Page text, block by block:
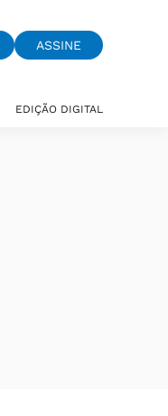
ASSINE
EDIÇÃO DIGITAL